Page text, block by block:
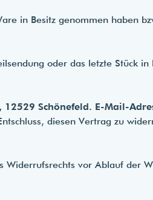
in Besitz genommen haben
oder das letzte Stück
Schönefeld. E-Mail-
diesen Vertrag zu
vor Ablauf der